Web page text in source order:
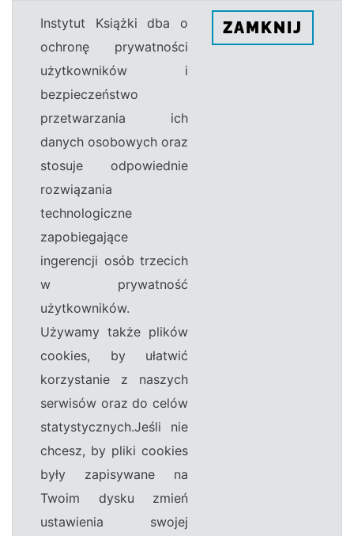
Instytut Książki dba o
ochronę prywatności
użytkowników i
bezpieczeństwo
przetwarzania ich
danych osobowych oraz
stosuje odpowiednie
rozwiązania
technologiczne
zapobiegające
ingerencji osób trzecich
w prywatność
użytkowników.
Używamy także plików
cookies, by ułatwić
korzystanie z naszych
serwisów oraz do celów
statystycznych.Jeśli nie
chcesz, by pliki cookies
były zapisywane na
Twoim dysku zmień
ustawienia swojej
ZAMKNIJ